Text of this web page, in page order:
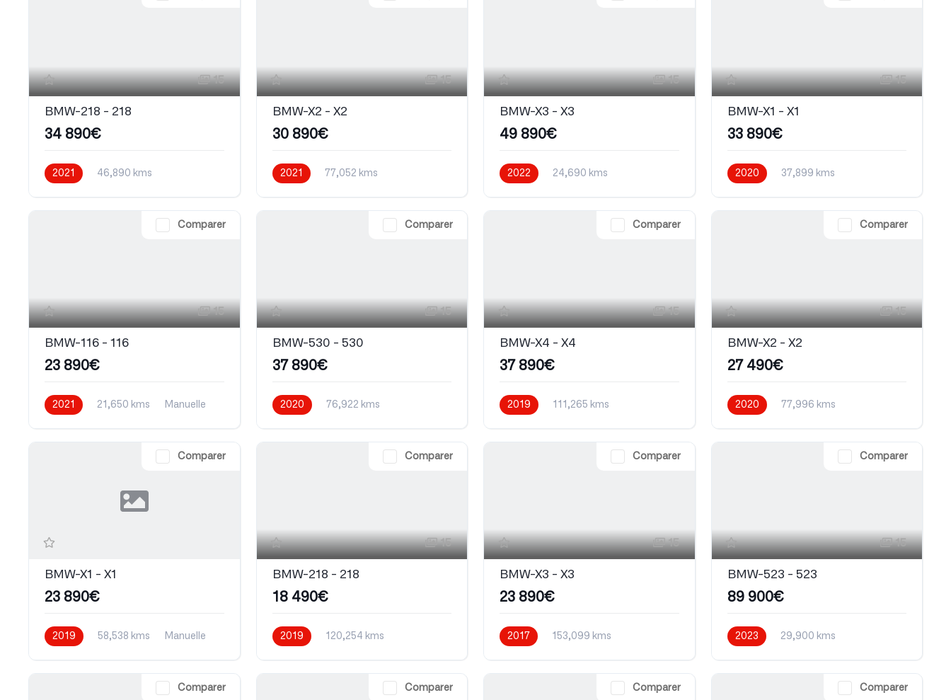
15
BMW-218 - 218
34 890€
2021
46,890 kms
15
BMW-X2 - X2
30 890€
2021
77,052 kms
15
BMW-X3 - X3
49 890€
2022
24,690 kms
15
BMW-X1 - X1
33 890€
2020
37,899 kms
Comparer
15
BMW-116 - 116
23 890€
2021 21,650 kms
Manuelle
Comparer
15
BMW-530 - 530
37 890€
2020
76,922 kms
Comparer
15
BMW-X4 - X4
37 890€
2019
111,265 kms
Comparer
15
BMW-X2 - X2
27 490€
2020
77,996 kms
Comparer
BMW-X1 - X1
23 890€
2019 58,538 kms
Manuelle
Comparer
15
BMW-218 - 218
18 490€
2019
120,254 kms
Comparer
15
BMW-X3 - X3
23 890€
2017
153,099 kms
Comparer
15
BMW-523 - 523
89 900€
2023
29,900 kms
Comparer Comparer Comparer Comparer